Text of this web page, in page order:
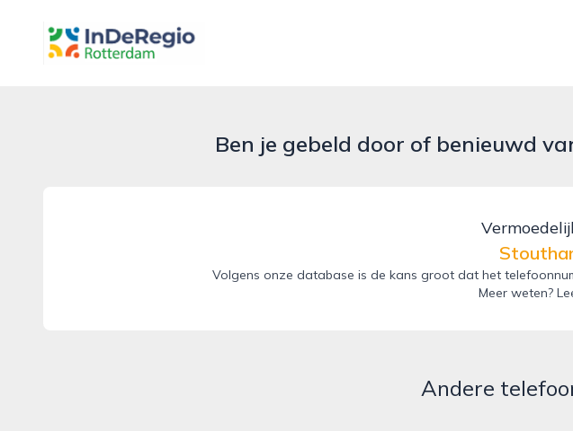
inderegiorotterdam.nl
Ben je gebeld door of benieuwd
Volgens onze database is de kans groot dat het
Meer weten?
Andere